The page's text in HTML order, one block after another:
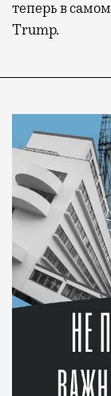
теперь в
Trump.